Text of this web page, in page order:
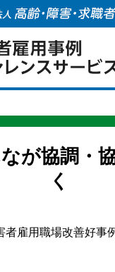
が協調・
く
者雇用職場改善好事